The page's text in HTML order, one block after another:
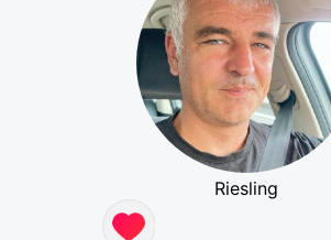
Riesling